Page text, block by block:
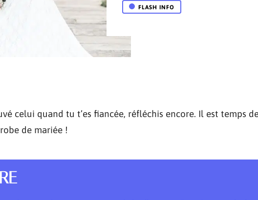
FLASH INFO
celui quand tu t’es fiancée, réfléchis encore. Il est temps
de mariée !